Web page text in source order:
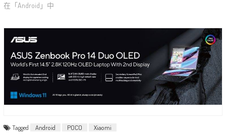
在「Android」中
Tagged Android POCO Xiaomi